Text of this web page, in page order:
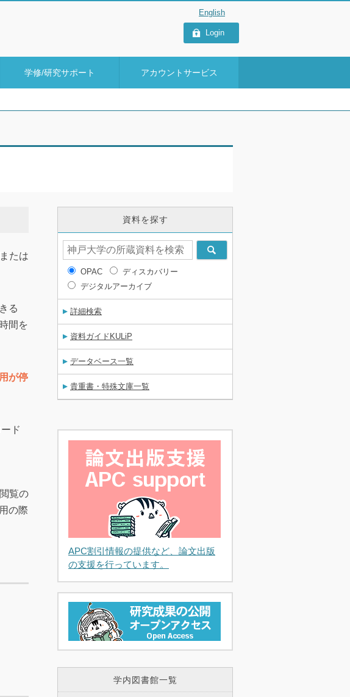
Login
学修/研究サポート アカウントサービス
または
る
間を
が停
ド
覧の
の際
資料を探す
OPAC
ディスカバリー
デジタルアーカイブ
詳細検索
資料ガイドKULiP
データベース一覧
貴重書・特殊文庫一覧
APC割引情報の提供など、論文出版
の支援を行っています。
学内図書館一覧